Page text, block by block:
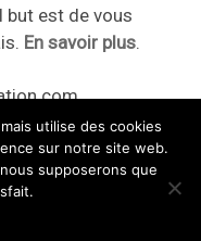
but est de vous
En savoir plus.
utilise des cookies
sur notre site web.
supposerons que